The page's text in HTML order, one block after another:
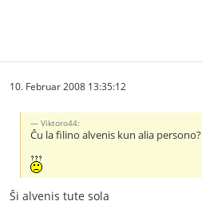
10. Februar 2008 13:35:12
Viktoro44:
Ĉu la filino alvenis kun alia persono?
Ŝi alvenis tute sola